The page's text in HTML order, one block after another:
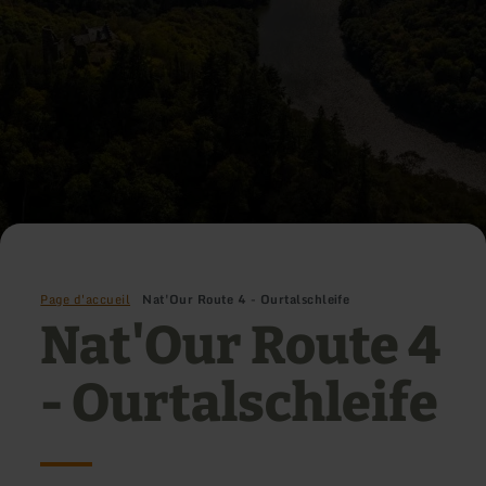
Page d'accueil Nat'Our Route 4 - Ourtalschleife
Nat'Our Route 4
- Ourtalschleife